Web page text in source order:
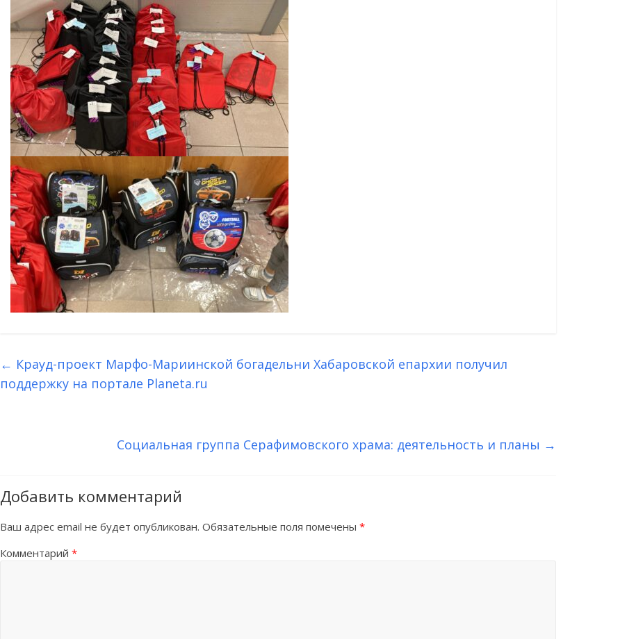
← Крауд-проект Марфо-Мариинской богадельни Хабаровской епархии получил
поддержку на портале Planeta.ru
Социальная группа Серафимовского храма: деятельность и планы →
Добавить комментарий
Ваш адрес email не будет опубликован. Обязательные поля помечены *
Комментарий *